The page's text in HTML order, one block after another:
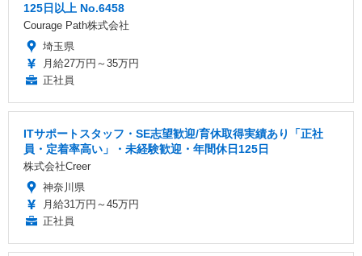
125日以上 No.6458
Courage Path株式会社
埼玉県
月給27万円～35万円
正社員
ITサポートスタッフ・SE志望歓迎/育休取得実績あり「正社
員・定着率高い」・未経験歓迎・年間休日125日
株式会社Creer
神奈川県
月給31万円～45万円
正社員